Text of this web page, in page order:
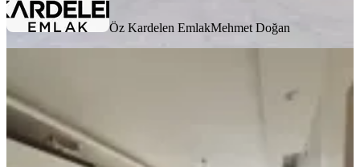
Öz Kardelen EmlakMehmet Doğan
Kuzey Çevreyolunda Satılık Daire
3+1·